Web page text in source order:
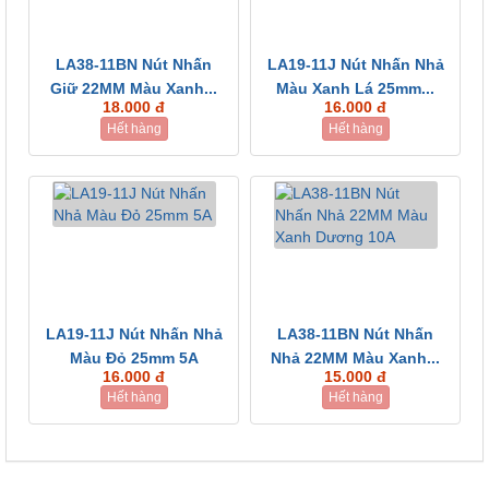
LA38-11BN Nút Nhấn
Giữ 22MM Màu Xanh...
18.000 đ
Hết hàng
LA19-11J Nút Nhấn Nhả
Màu Xanh Lá 25mm...
16.000 đ
Hết hàng
LA19-11J Nút Nhấn Nhả
Màu Đỏ 25mm 5A
16.000 đ
Hết hàng
LA38-11BN Nút Nhấn
Nhả 22MM Màu Xanh...
15.000 đ
Hết hàng